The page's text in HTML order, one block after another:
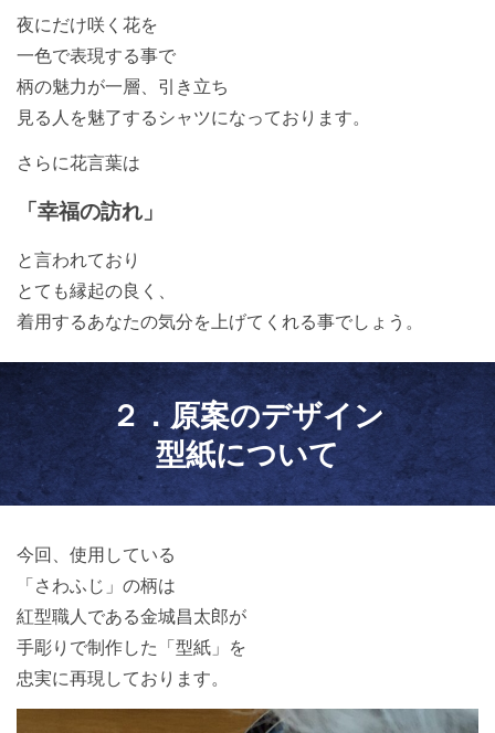
夜にだけ咲く花を
一色で表現する事で
柄の魅力が一層、引き立ち
見る人を魅了するシャツになっております。
さらに花言葉は
「幸福の訪れ」
と言われており
とても縁起の良く、
着用するあなたの気分を上げてくれる事でしょう。
２．原案のデザイン
型紙について
今回、使用している
「さわふじ」の柄は
紅型職人である金城昌太郎が
手彫りで制作した「型紙」を
忠実に再現しております。